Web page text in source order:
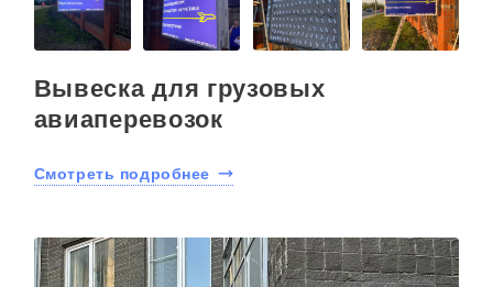
Вывеска для грузовых
авиаперевозок
Смотреть подробнее